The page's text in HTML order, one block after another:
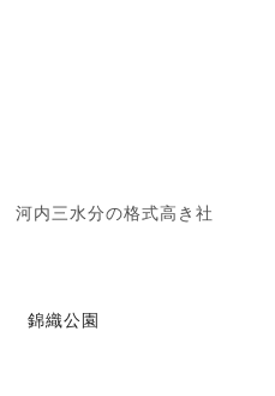
河内三水分の格式高き社
錦織公園